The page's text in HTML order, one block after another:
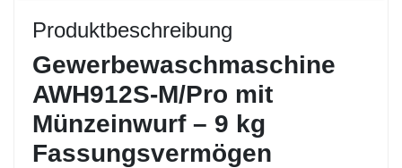
Produktbeschreibung
Gewerbewaschmaschine
AWH912S-M/Pro mit
Münzeinwurf – 9 kg
Fassungsvermögen